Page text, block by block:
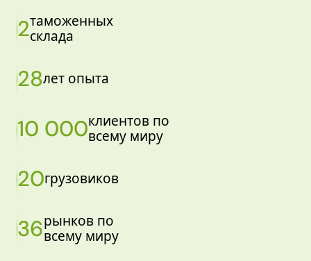
2таможенных
склада
28лет опыта
10 000клиентов по
всему миру
20грузовиков
36рынков по
всему миру